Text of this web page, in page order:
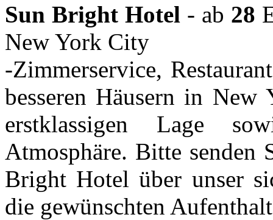
Sun Bright Hotel - ab 28
New York City
-Zimmerservice,
besseren Häusern in
erstklassigen Lage
Atmosphäre. Bitte senden
Bright Hotel über unser
die gewünschten